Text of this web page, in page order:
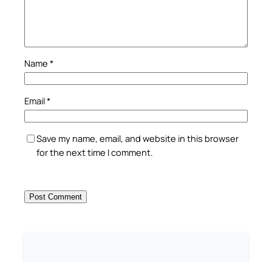
Name *
Email*
Save my name, email, and website in this browser
for the next time I comment.